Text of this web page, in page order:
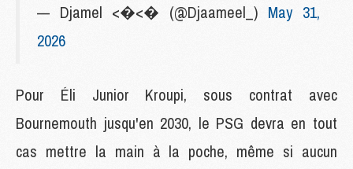
— Djamel <�<� (@Djaameel_) May 31,
2026
Pour Éli Junior Kroupi, sous contrat avec
Bournemouth jusqu'en 2030, le PSG devra en tout
cas mettre la main à la poche, même si aucun